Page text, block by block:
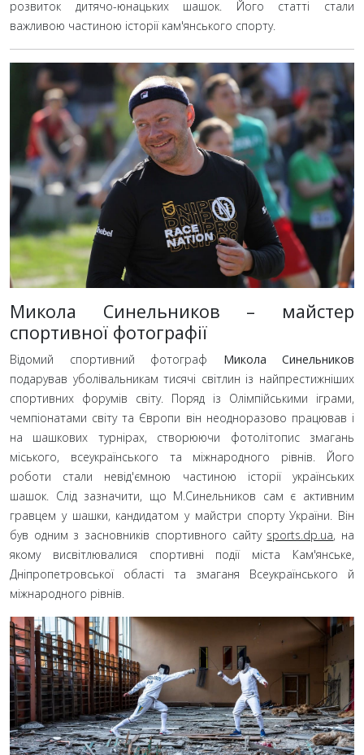
розвиток дитячо-юнацьких шашок. Його статті стали
важливою частиною історії кам'янського спорту.
Микола Синельников – майстер
спортивної фотографії
Відомий спортивний фотограф Микола Синельников
подарував уболівальникам тисячі світлин із найпрестижніших
спортивних форумів світу. Поряд із Олімпійськими іграми,
чемпіонатами світу та Європи він неодноразово працював і
на шашкових турнірах, створюючи фотолітопис змагань
міського, всеукраїнського та міжнародного рівнів. Його
роботи стали невід'ємною частиною історії українських
шашок. Слід зазначити, що М.Синельников сам є активним
гравцем у шашки, кандидатом у майстри спорту України. Він
був одним з засновників спортивного сайту sports.dp.ua, на
якому висвітлювалися спортивні події міста Кам'янське,
Дніпропетровської області та змаганя Всеукраїнського й
міжнародного рівнів.